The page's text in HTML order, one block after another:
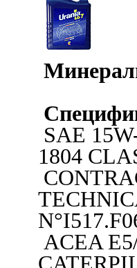
SAE
1804
ACEA